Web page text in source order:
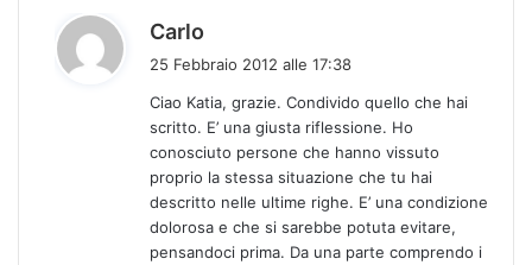
Carlo
e
t
t
25 Febbraio 2012 alle 17:38
Ciao Katia, grazie. Condivido quello che hai
scritto. E’ una giusta riflessione. Ho
conosciuto persone che hanno vissuto
proprio la stessa situazione che tu hai
descritto nelle ultime righe. E’ una condizione
dolorosa e che si sarebbe potuta evitare,
pensandoci prima. Da una parte comprendo i